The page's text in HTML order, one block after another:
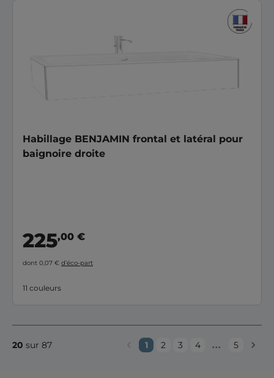
Habillage BENJAMIN frontal et latéral pour
baignoire droite
225,00 €
dont 0,07 € d’éco-part
11 couleurs
1 2 3 4 ... 5
20 sur 87